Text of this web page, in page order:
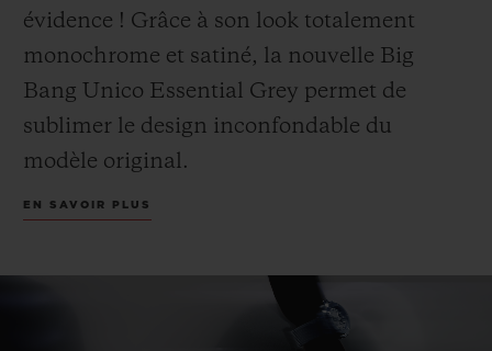
évidence ! Grâce à son look totalement
monochrome et satiné, la nouvelle Big
Bang Unico Essential Grey permet de
sublimer le design inconfondable du
modèle original.
aiguilles et le cadran, se pare ici de titane.
Grâce à la légèreté de ce métal, la montre
EN SAVOIR PLUS